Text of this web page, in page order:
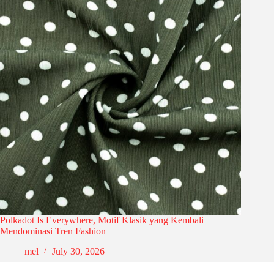
Polkadot Is Everywhere, Motif Klasik yang Kembali
Mendominasi Tren Fashion
mel
July 30, 2026